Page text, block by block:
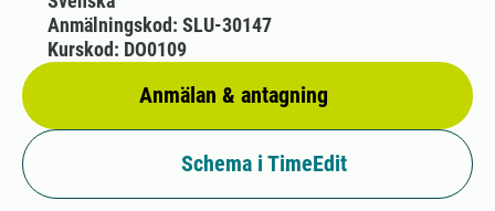
Anmälan & antagning
Anmälningskod: SLU-30147
Kurskod: DO0109
Schema i TimeEdit